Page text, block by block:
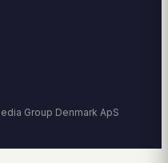
Group Denmark ApS